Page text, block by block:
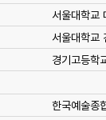
서울대학교
서울대학교
경기고등학
한국예술종